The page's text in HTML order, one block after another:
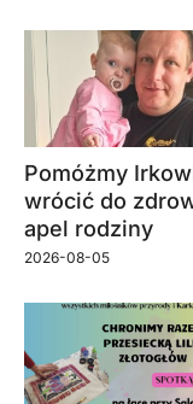
Pomóżmy
wrócić do
apel rodziny
2026-08-05